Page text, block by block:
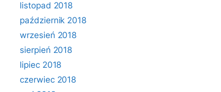
listopad 2018
październik 2018
wrzesień 2018
sierpień 2018
lipiec 2018
czerwiec 2018